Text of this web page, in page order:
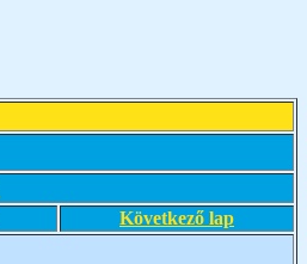
Következő lap